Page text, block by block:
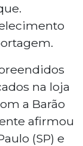
na loja
a Barão
afirmou
(SP) e